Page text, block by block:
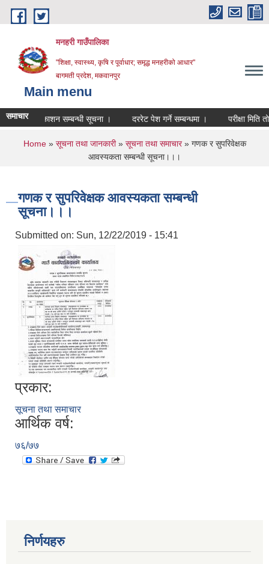
Skip to main content
मनहरी गाउँपालिका
"शिक्षा, स्वास्थ्य, कृषि र पूर्वाधार; समृद्ध मनहरीको आधार"
बागमती प्रदेश, मकवानपुर
Main menu
समाचारप्रकाशन सम्बन्धी सूचना । दररेट पेश गर्ने सम्बन्धमा । परीक्षा मिति
You are here
Home» सूचना तथा जानकारी» सूचना तथा समाचार» गणक र सुपरिवेक्षक
आवस्यकता सम्बन्धी सूचना।।।
गणक र सुपरिवेक्षक आवस्यकता सम्बन्धी
सूचना।।।
Submitted on: Sun, 12/22/2019 - 15:41
प्रकार:
सूचना तथा समाचार
आर्थिक वर्ष:
७६/७७
निर्णयहरु